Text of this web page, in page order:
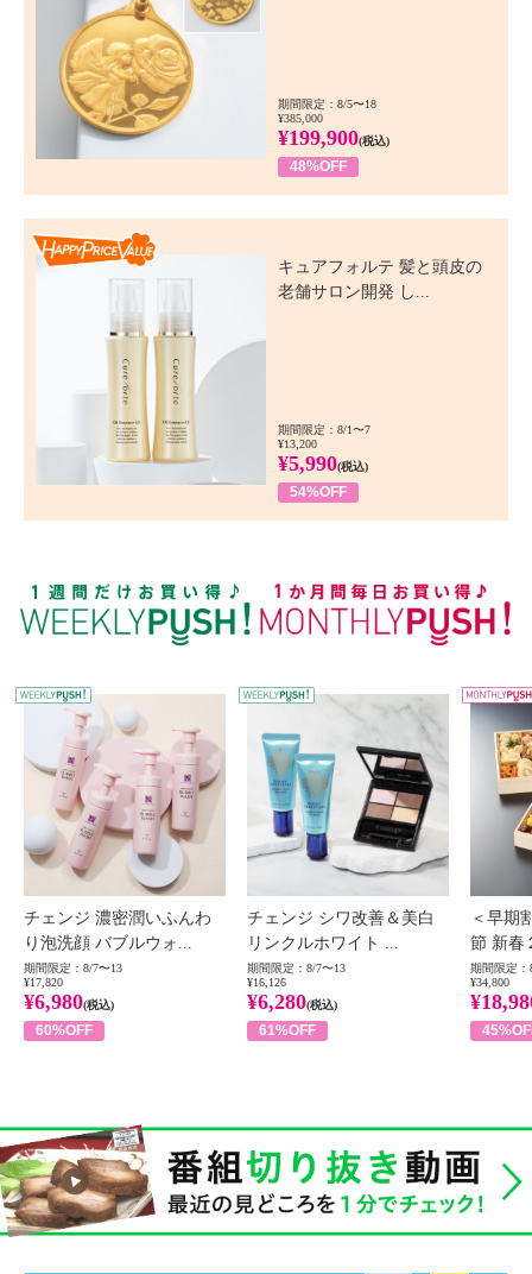
期間限定：8/5〜18
¥385,000
¥199,900(税込)
48%OFF
キュアフォルテ 髪と頭皮の
老舗サロン開発 し...
期間限定：8/1〜7
¥13,200
¥5,990(税込)
54%OFF
WEEKLY PUSH
チェンジ 濃密潤いふんわ
り泡洗顔 バブルウォ...
期間限定：8/7〜13
¥17,820
¥6,980(税込)
60%OFF
チェンジ シワ改善＆美白
リンクルホワイト ...
期間限定：8/7〜13
¥16,126
¥6,280(税込)
61%OFF
＜早期
節 新春
期間限定：
¥34,800